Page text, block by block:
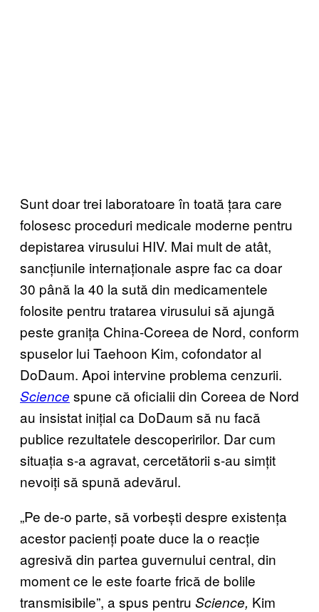
Sunt doar trei laboratoare în toată țara care
folosesc proceduri medicale moderne pentru
depistarea virusului HIV. Mai mult de atât,
sancțiunile internaționale aspre fac ca doar
30 până la 40 la sută din medicamentele
folosite pentru tratarea virusului să ajungă
peste granița China-Coreea de Nord, conform
spuselor lui Taehoon Kim, cofondator al
DoDaum. Apoi intervine problema cenzurii.
Science spune că oficialii din Coreea de Nord
au insistat inițial ca DoDaum să nu facă
publice rezultatele descoperirilor. Dar cum
situația s-a agravat, cercetătorii s-au simțit
nevoiți să spună adevărul.
„Pe de-o parte, să vorbești despre existența
acestor pacienți poate duce la o reacție
agresivă din partea guvernului central, din
moment ce le este foarte frică de bolile
transmisibile”, a spus pentru Science, Kim